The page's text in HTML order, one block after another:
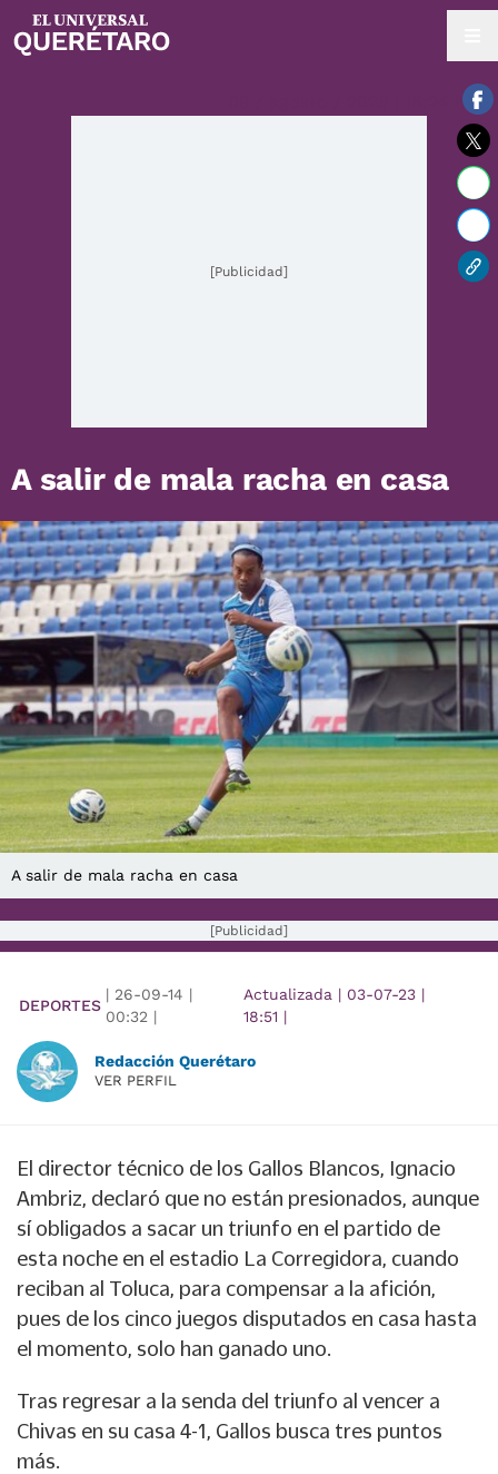
08 / agosto / 2026 | 16:24 hrs.
[Publicidad]
A salir de mala racha en casa
A salir de mala racha en casa
[Publicidad]
DEPORTES
| 26-09-14 |
00:32 |
Actualizada | 03-07-23 |
18:51 |
Redacción Querétaro
VER PERFIL
El director técnico de los Gallos Blancos, Ignacio
Ambriz, declaró que no están presionados, aunque
sí obligados a sacar un triunfo en el partido de
esta noche en el estadio La Corregidora, cuando
reciban al Toluca, para compensar a la afición,
pues de los cinco juegos disputados en casa hasta
el momento, solo han ganado uno.
Tras regresar a la senda del triunfo al vencer a
Chivas en su casa 4-1, Gallos busca tres puntos
más.